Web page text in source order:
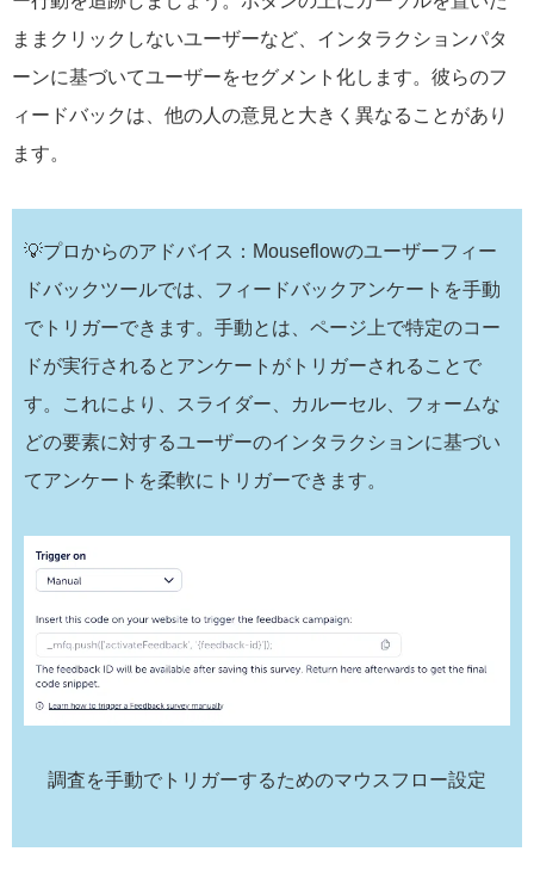
ままクリックしないユーザーなど、インタラクションパタ
ーンに基づいてユーザーをセグメント化します。彼らのフ
ィードバックは、他の人の意見と大きく異なることがあり
ます。
💡プロからのアドバイス：Mouseflowのユーザーフィー
ドバックツールでは、フィードバックアンケートを手動
でトリガーできます。手動とは、ページ上で特定のコー
ドが実行されるとアンケートがトリガーされることで
す。これにより、スライダー、カルーセル、フォームな
どの要素に対するユーザーのインタラクションに基づい
てアンケートを柔軟にトリガーできます。
調査を手動でトリガーするためのマウスフロー設定